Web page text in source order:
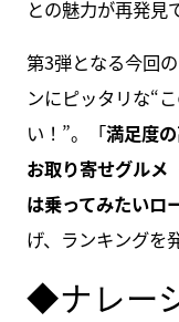
との魅力が再発見
第3弾となる今回
ンにピッタリな“
い！”。「満足度
お取り寄せグルメ
は乗ってみたいロ
げ、ランキングを
◆ナレー